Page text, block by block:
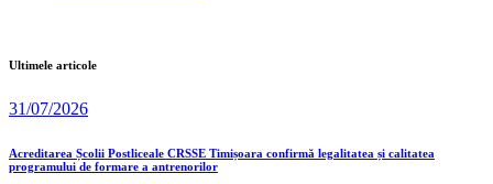
Ultimele articole
31/07/2026
Acreditarea Școlii Postliceale CRSSE Timișoara confirmă legalitatea și calitatea
programului de formare a antrenorilor